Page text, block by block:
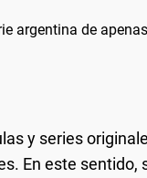
argentina de
y series
En este sentido,